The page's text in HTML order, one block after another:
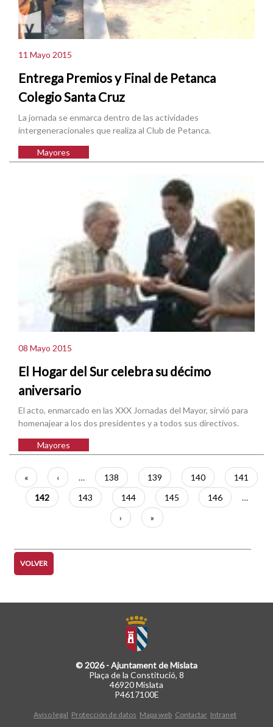
11 Mayo 2015
Entrega Premios y Final de Petanca
Colegio Santa Cruz
La jornada se enmarca dentro de las actividades
intergeneracionales que realiza al Club de Petanca.
Mayores
08 Mayo 2015
El Hogar del Sur celebra su décimo
aniversario
El acto, enmarcado en las XXX Jornadas del Mayor, sirvió para
homenajear a los dos presidentes y a todos sus directivos.
Mayores
Paginación
Primera
página
«
Página
anterior
‹ … Página
138 Página
139 Página
140 Página
141
Página
actual
142 Página
143 Página
144 Página
145 Página
146
…
Siguiente
página
›
Última
página
»
VOLVER
© 2026 - Ajuntament de Mislata
Plaça de la Constitució, 8
46920 Mislata
P4617100E
Aviso legal Protección de datos Mapa web Contactar Intranet